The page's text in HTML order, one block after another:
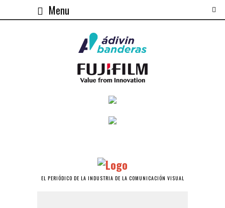
Menu
EL PERIÓDICO DE LA INDUSTRIA DE LA COMUNICACIÓN VISUAL